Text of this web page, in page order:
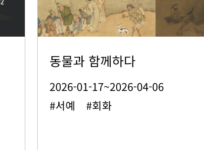
동물과 함께하다
2026-01-17~2026-04-06
#서예 #회화